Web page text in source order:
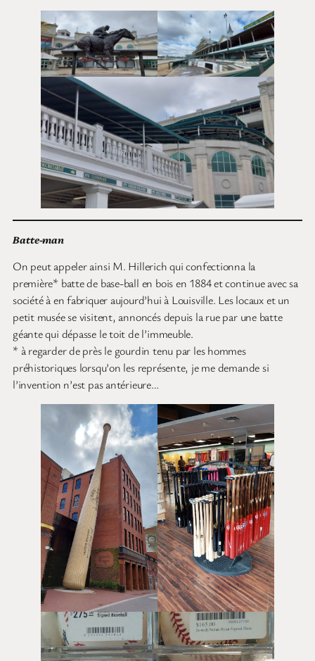
Batte-man
On peut appeler ainsi M. Hillerich qui confectionna la
première* batte de base-ball en bois en 1884 et continue avec sa
société à en fabriquer aujourd’hui à Louisville. Les locaux et un
petit musée se visitent, annoncés depuis la rue par une batte
géante qui dépasse le toit de l’immeuble.
* à regarder de près le gourdin tenu par les hommes
préhistoriques lorsqu’on les représente, je me demande si
l’invention n’est pas antérieure…